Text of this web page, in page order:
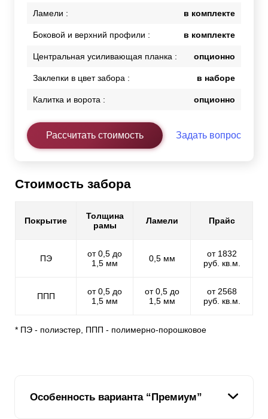
Ламели : в комплекте
Боковой и верхний профили : в комплекте
Центральная усиливающая планка : опционно
Заклепки в цвет забора : в наборе
Калитка и ворота : опционно
Рассчитать стоимость Задать вопрос
Стоимость забора
Покрытие
Толщина
рамы
Ламели Прайс
ПЭ
от 0,5 до
1,5 мм
0,5 мм
от 1832
руб. кв.м.
ППП
от 0,5 до
1,5 мм
от 0,5 до
1,5 мм
от 2568
руб. кв.м.
* ПЭ - полиэстер, ППП - полимерно-порошковое
Особенность варианта “Премиум”